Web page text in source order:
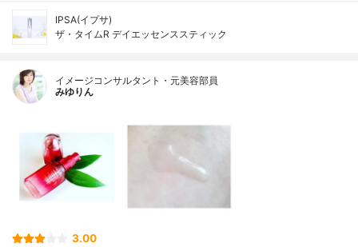
IPSA(イプサ)
ザ・タイムR デイエッセンススティック
イメージコンサルタント・元美容部員
みゆりん
3.00